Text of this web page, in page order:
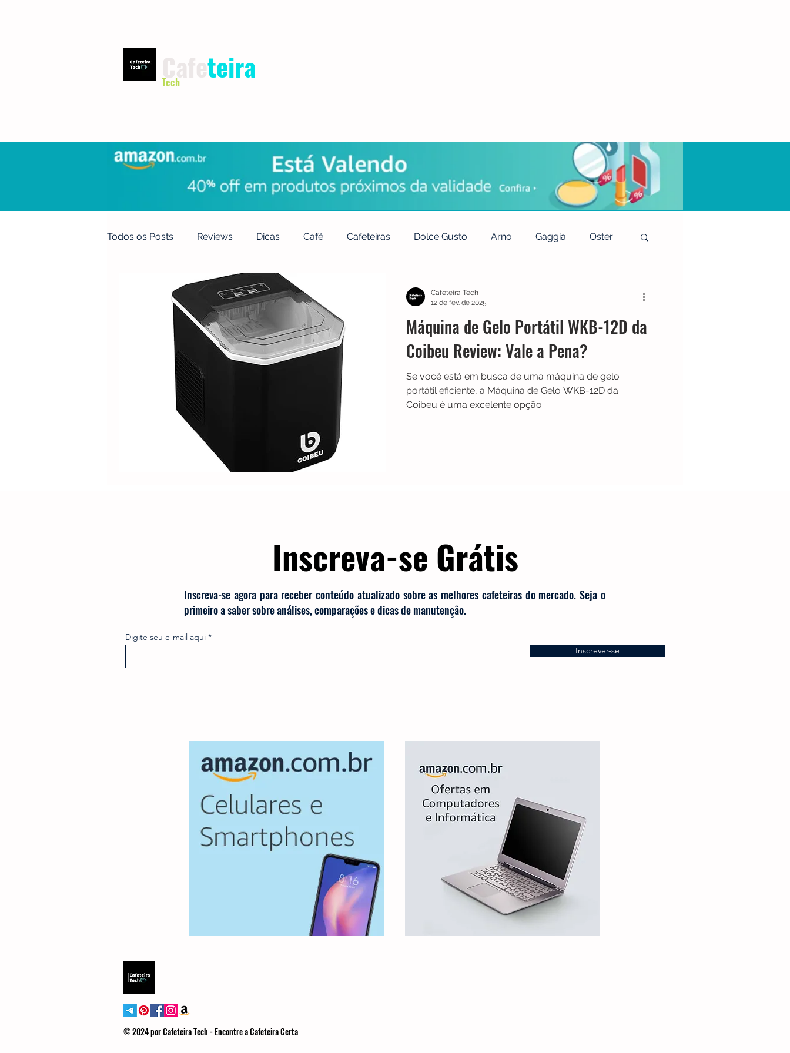
teira
Tech
Todos os Posts Reviews Dicas Café Cafeteiras Dolce Gusto Arno Gaggia Oster
Nespresso TRES
Café Solúvel Mondial Chaleiras Cadence Filtros Britânia Echo Show Moedor
Hamilton Beach Black Friday Máquina de fazer pão Cuisinart Philips Walita
Máquina de Gelo Portátil WKB-12D da
Coibeu Review: Vale a Pena?
Se você está em busca de uma máquina de gelo
portátil eficiente, a Máquina de Gelo WKB-12D da
Coibeu é uma excelente opção.
Cafeteira Tech
12 de fev. de 2025
Inscreva-se Grátis
Inscreva-se agora para receber conteúdo atualizado sobre as melhores cafeteiras do mercado. Seja o
primeiro a saber sobre análises, comparações e dicas de manutenção.
Digite seu e-mail aqui
Inscrever-se
© 2024 por Cafeteira Tech - Encontre a Cafeteira Certa